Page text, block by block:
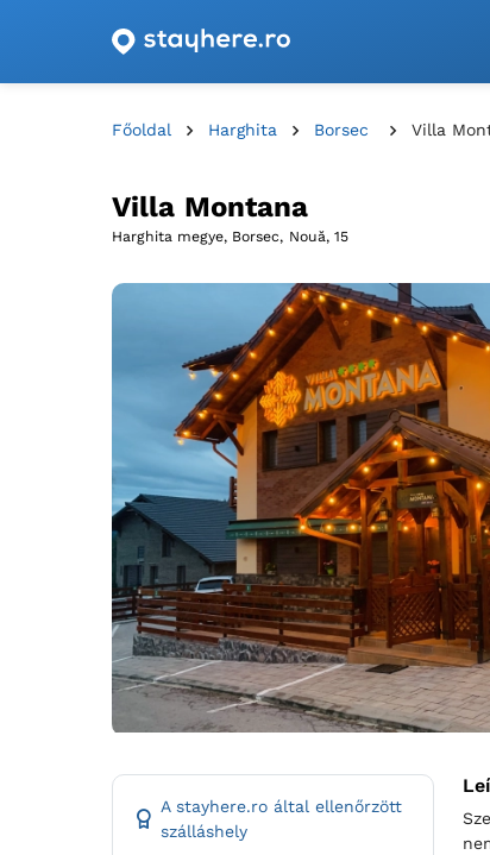
Főoldal Harghita Borsec Villa
Villa Montana
Harghita megye, Borsec, Nouă, 15
A stayhere.ro által ellenőrzött
szálláshely